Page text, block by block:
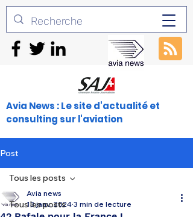
Avia News : Le site d'actualité et
consulting sur l'aviation
Post
Tous les posts
Tous les posts
Avia news
13 janv. 2024 3 min de lecture